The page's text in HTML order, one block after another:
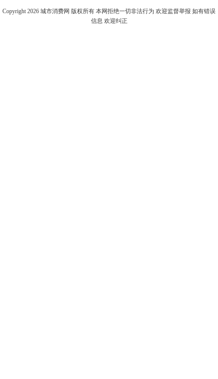
Copyright 2026 城市消费网 版权所有 本网拒绝一切非法行为 欢迎监督举报 如有错误
信息 欢迎纠正